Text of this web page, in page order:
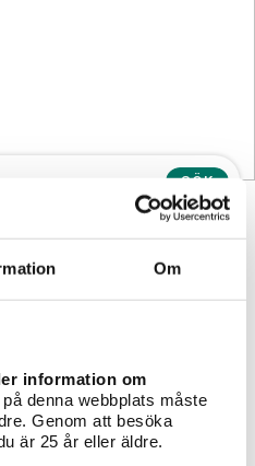
Om
information om
denna webbplats måste
Genom att besöka
är 25 år eller äldre.
SÖK
till
Pasta Pizza
skaldjur